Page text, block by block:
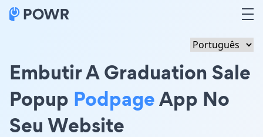
Embutir A Graduation Sale
Popup PodpageApp No
Seu Website